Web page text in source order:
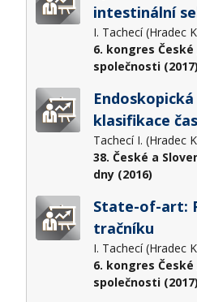
intestinální
I. Tachecí (Hradec
6. kongres
společnosti (2017)
klasifikace
Tachecí I. (Hradec
38. České a
dny (2016)
State-of-art:
tračníku
I. Tachecí (Hradec
6. kongres
společnosti (2017)